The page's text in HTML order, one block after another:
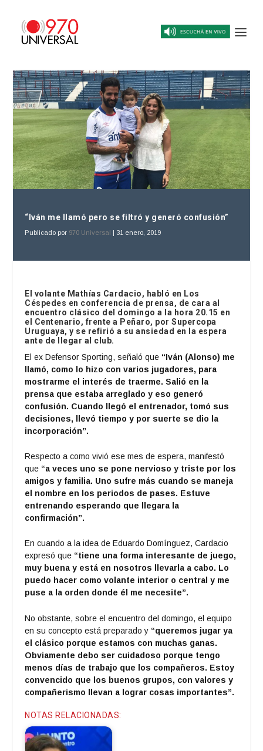
“Iván me llamó pero se filtró y generó confusión”
Publicado por 970 Universal | 31 enero, 2019
El volante Mathías Cardacio, habló en Los
Céspedes en conferencia de prensa, de cara al
encuentro clásico del domingo a la hora 20.15 en
el Centenario, frente a Peñaro, por Supercopa
Uruguaya, y se refirió a su ansiedad en la espera
ante de llegar al club.
El ex Defensor Sporting, señaló que “Iván (Alonso) me
llamó, como lo hizo con varios jugadores, para
mostrarme el interés de traerme. Salió en la
prensa que estaba arreglado y eso generó
confusión. Cuando llegó el entrenador, tomó sus
decisiones, llevó tiempo y por suerte se dio la
incorporación”.
Respecto a como vivió ese mes de espera, manifestó
que “a veces uno se pone nervioso y triste por los
amigos y familia. Uno sufre más cuando se maneja
el nombre en los periodos de pases. Estuve
entrenando esperando que llegara la
confirmación”.
En cuando a la idea de Eduardo Domínguez, Cardacio
expresó que “tiene una forma interesante de juego,
muy buena y está en nosotros llevarla a cabo. Lo
puedo hacer como volante interior o central y me
puse a la orden donde él me necesite”.
No obstante, sobre el encuentro del domingo, el equipo
en su concepto está preparado y “queremos jugar ya
el clásico porque estamos con muchas ganas.
Obviamente debo ser cuidadoso porque tengo
menos días de trabajo que los compañeros. Estoy
convencido que los buenos grupos, con valores y
compañerismo llevan a lograr cosas importantes”.
NOTAS RELACIONADAS: